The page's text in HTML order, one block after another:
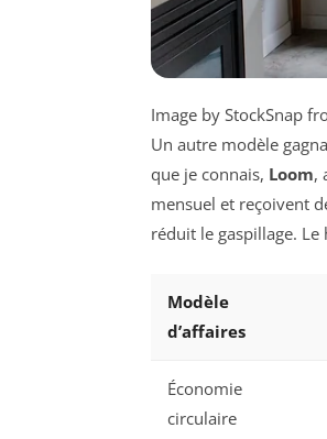
Image by StockSnap
Un autre modèle
que je connais, Loom,
mensuel et reçoivent
réduit le gaspillage.
Modèle
d’affaires
Économie
circulaire